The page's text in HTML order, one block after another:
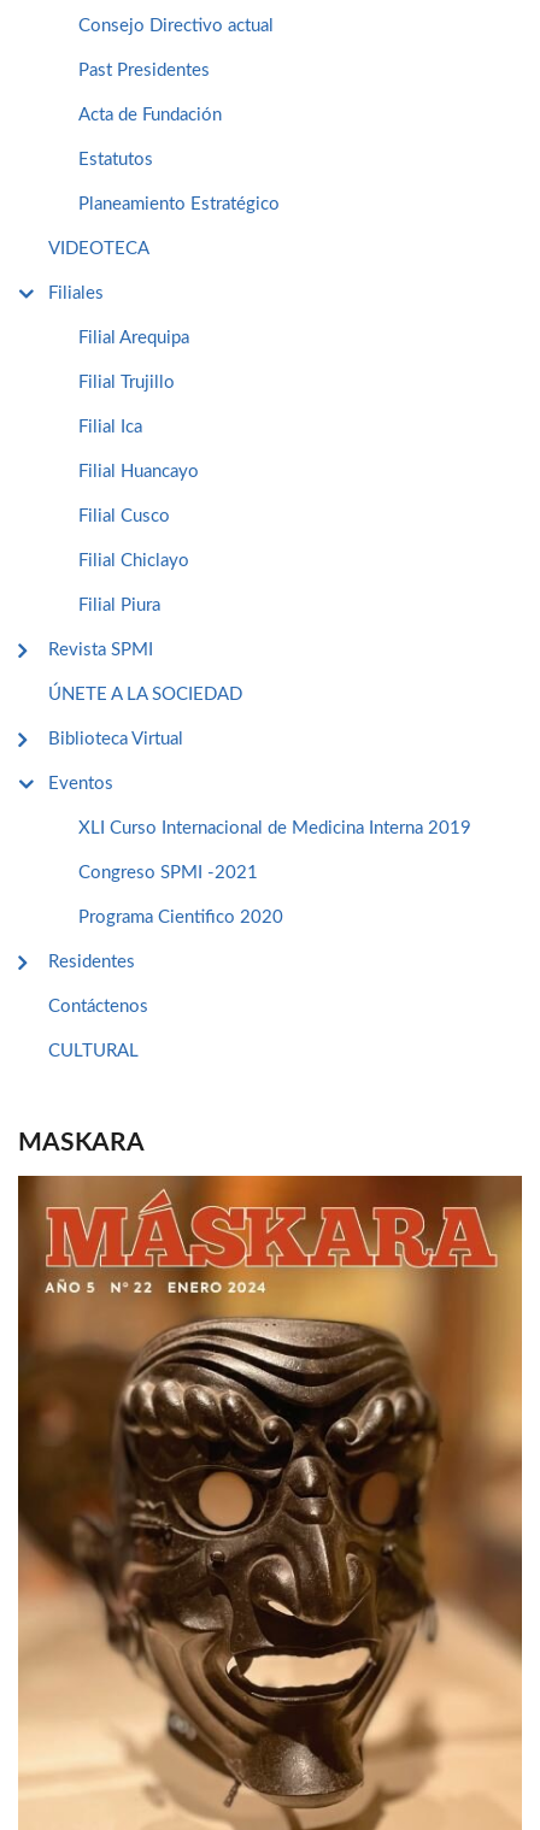
Consejo Directivo actual
Past Presidentes
Acta de Fundación
Estatutos
Planeamiento Estratégico
VIDEOTECA
Filiales
Filial Arequipa
Filial Trujillo
Filial Ica
Filial Huancayo
Filial Cusco
Filial Chiclayo
Filial Piura
Revista SPMI
ÚNETE A LA SOCIEDAD
Biblioteca Virtual
Eventos
XLI Curso Internacional de Medicina Interna 2019
Congreso SPMI -2021
Programa Cientifico 2020
Residentes
Contáctenos
CULTURAL
MASKARA